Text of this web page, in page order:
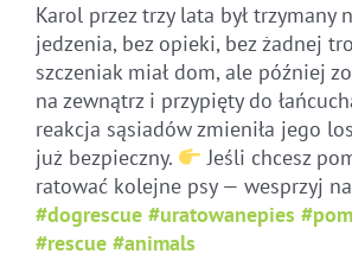
Karol przez trzy lata był trzymany
jedzenia, bez opieki, bez żadnej
szczeniak miał dom, ale później
na zewnątrz i przypięty do
reakcja sąsiadów zmieniła jego
już bezpieczny.
Jeśli chcesz
ratować kolejne psy — wesprzyj
#dogrescue #uratowanepies
#rescue #animals